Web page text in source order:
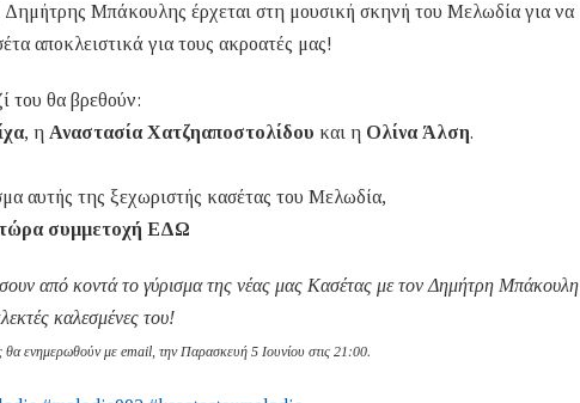
Δημήτρης Μπάκουλης έρχεται στη μουσική σκηνή του Μελωδία για να
αποκλειστικά για τους ακροατές μας!
του θα βρεθούν:
, η Αναστασία Χατζηαποστολίδου και η Ολίνα Άλση.
αυτής της ξεχωριστής κασέτας του Μελωδία,
συμμετοχή ΕΔΩ
από κοντά το γύρισμα της νέας μας Κασέτας με τον Δημήτρη Μπάκουλη
καλεσμένες του!
θα ενημερωθούν με email, την Παρασκευή 5 Ιουνίου στις 21:00.